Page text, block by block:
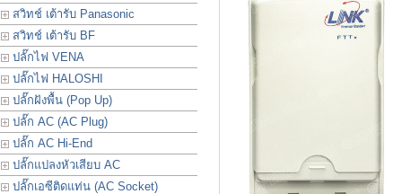
สวิทช์ เต้ารับ Panasonic
สวิทช์ เต้ารับ BF
ปลั๊กไฟ VENA
ปลั๊กไฟ HALOSHI
ปลั๊กฝังพื้น (Pop Up)
ปลั๊ก AC (AC Plug)
ปลั๊ก AC Hi-End
ปลั๊กแปลงหัวเสียบ AC
ปลั๊กเอซีติดแท่น (AC Socket)